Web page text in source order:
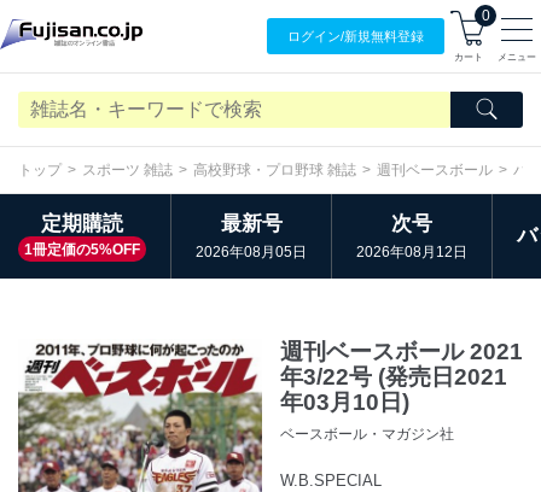
ログイン/新規無料登録
0
カート メニュー
トップ スポーツ 雑誌 高校野球・プロ野球 雑誌 週刊ベースボール バ
定期購読
1冊定価の5%OFF
最新号
2026年08月05日
次号
2026年08月12日
週刊ベースボール 2021
年3/22号 (発売日2021
年03月10日)
ベースボール・マガジン社
W.B.SPECIAL